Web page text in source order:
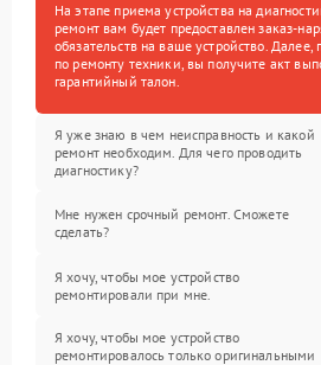
На этапе приема устройства на
ремонт вам будет предоставлен заказ-
обязательств на ваше устройство.
по ремонту техники, вы получите акт
гарантийный талон.
Я уже знаю в чем неисправность и какой
ремонт необходим. Для чего проводить
диагностику?
Мне нужен срочный ремонт. Сможете
сделать?
Я хочу, чтобы мое устройство
ремонтировали при мне.
Я хочу, чтобы мое устройство
ремонтировалось только оригинальными